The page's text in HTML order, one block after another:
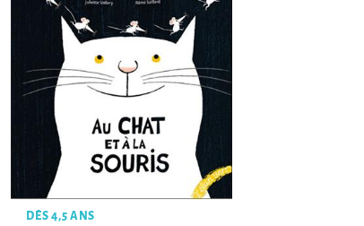
DÈS 4,5 ANS